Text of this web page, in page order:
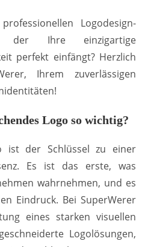
Logodesign-
der Ihre einzigartige
perfekt einfängt? Herzlich
Ihrem zuverlässigen
Logo so wichtig?
ist der Schlüssel zu einer
Es ist das erste, was
wahrnehmen, und es
Eindruck. Bei SuperWerer
eines starken visuellen
Logolösungen,